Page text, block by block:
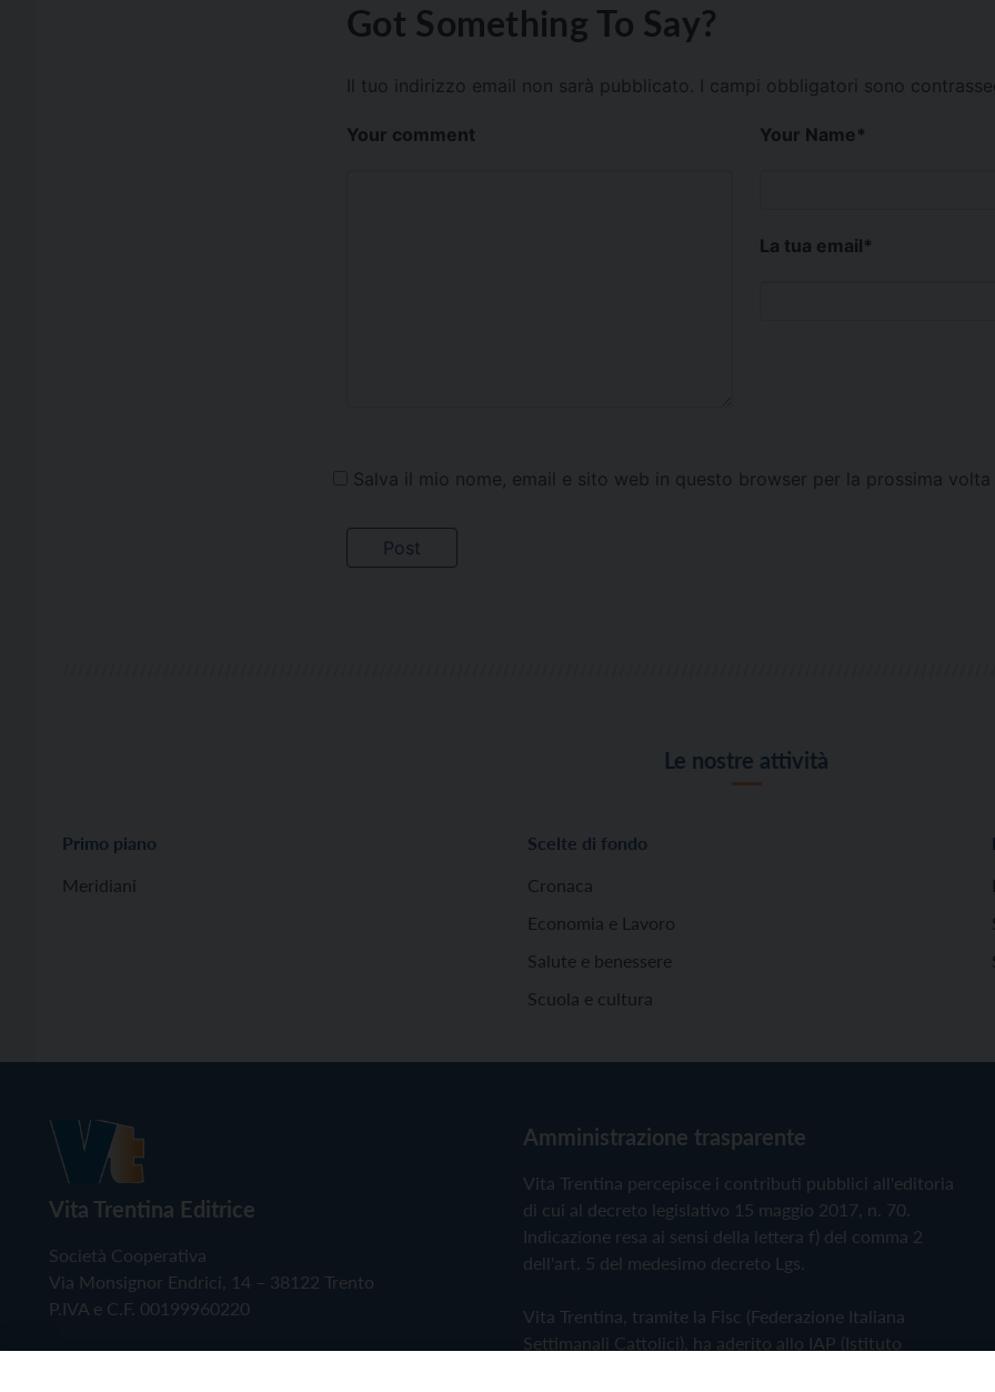
Got Something To Say?
Il tuo indirizzo email non sarà pubblicato. I campi obbligatori sono
Your comment Your Name*
La tua email*
Salva il mio nome, email e sito web in questo browser per la prossima
Le nostre attività
Primo piano
Meridiani
Scelte di fondo
Cronaca
Economia e Lavoro
Salute e benessere
Scuola e cultura
Vita Trentina Editrice
Società Cooperativa
Via Monsignor Endrici, 14 – 38122 Trento
P.IVA e C.F. 00199960220
Amministrazione trasparente
Vita Trentina percepisce i contributi pubblici all'editoria
di cui al decreto legislativo 15 maggio 2017, n. 70.
Indicazione resa ai sensi della lettera f) del comma 2
dell'art. 5 del medesimo decreto Lgs.
Vita Trentina, tramite la Fisc (Federazione Italiana
Settimanali Cattolici), ha aderito allo IAP (Istituto